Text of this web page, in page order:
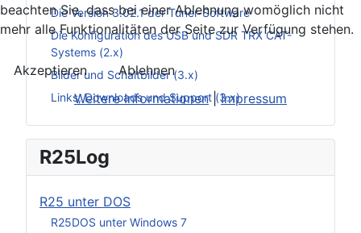
Die Version 3.02.1 der Tuner-Software
Die Konfiguration des USB und SDR TRX CAT-
Systems (2.x)
Bilder und Schaltbilder (3.x)
Links, Downloads und Support (3.x)
R25Log
R25 unter DOS
R25DOS unter Windows 7
beachten Sie, dass bei einer Ablehnung womöglich nicht
mehr alle Funktionalitäten der Seite zur Verfügung stehen.
Akzeptieren
Ablehnen
Weitere Informationen|Impressum